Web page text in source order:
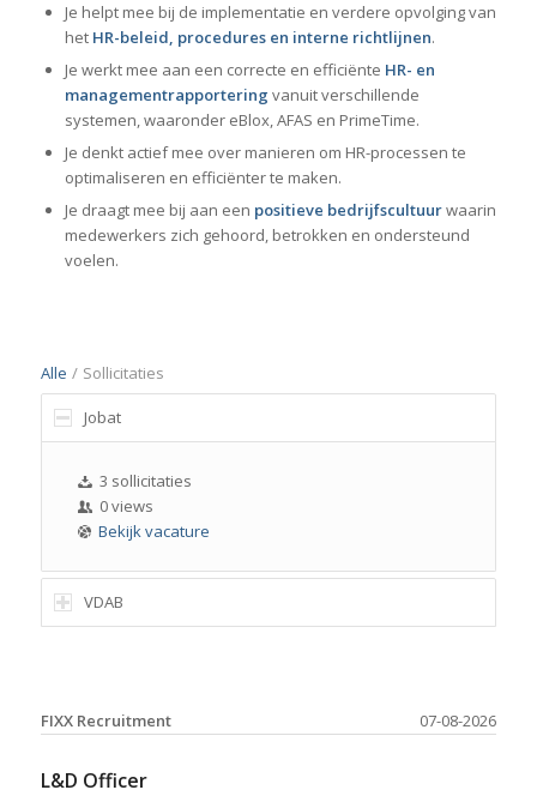
Je helpt mee bij de implementatie en verdere opvolging van
het HR-beleid, procedures en interne richtlijnen.
Je werkt mee aan een correcte en efficiënte HR- en
managementrapportering vanuit verschillende
systemen, waaronder eBlox, AFAS en PrimeTime.
Je denkt actief mee over manieren om HR-processen te
optimaliseren en efficiënter te maken.
Je draagt mee bij aan een positieve bedrijfscultuurwaarin
medewerkers zich gehoord, betrokken en ondersteund
voelen.
Alle / Sollicitaties
Jobat
3 sollicitaties
0 views
Bekijk vacature
VDAB
07-08-2026
FIXX Recruitment
L&D Officer